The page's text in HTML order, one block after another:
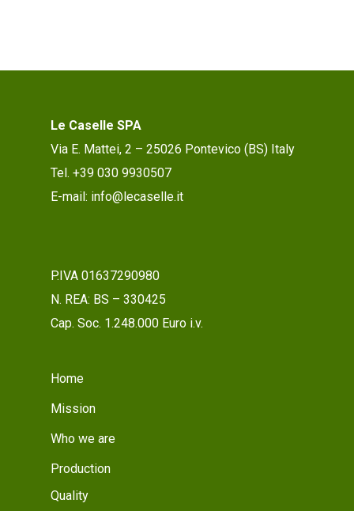
Le Caselle SPA
Via E. Mattei, 2 – 25026 Pontevico (BS) Italy
Tel. +39 030 9930507
E-mail: info@lecaselle.it
P.IVA 01637290980
N. REA: BS – 330425
Cap. Soc. 1.248.000 Euro i.v.
Home
Mission
Who we are
Production
Quality